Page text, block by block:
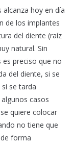
alcanza hoy en día
de los implantes
del diente (raíz
natural. Sin
preciso que no
del diente, si se
se tarda
casos
quiere colocar
no tiene que
forma